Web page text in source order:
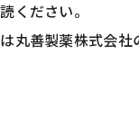
ください。
丸善製薬株式会社